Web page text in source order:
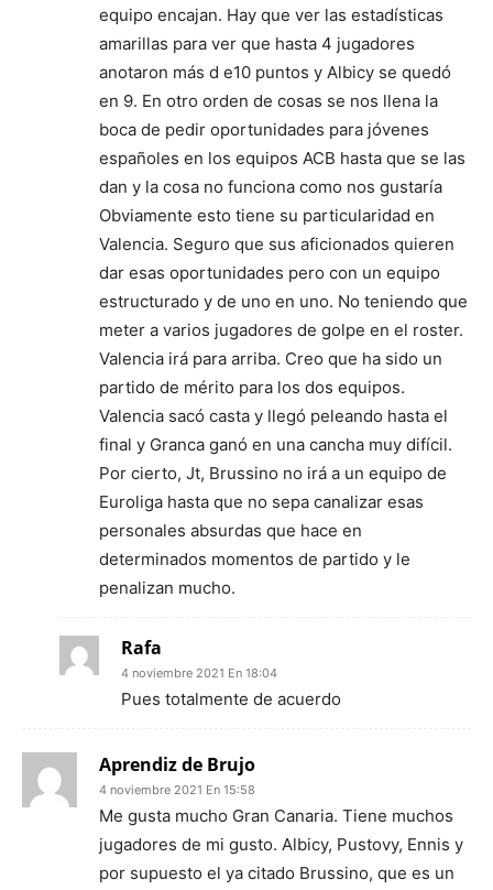
equipo encajan. Hay que ver las estadísticas
amarillas para ver que hasta 4 jugadores
anotaron más d e10 puntos y Albicy se quedó
en 9. En otro orden de cosas se nos llena la
boca de pedir oportunidades para jóvenes
españoles en los equipos ACB hasta que se las
dan y la cosa no funciona como nos gustaría
Obviamente esto tiene su particularidad en
Valencia. Seguro que sus aficionados quieren
dar esas oportunidades pero con un equipo
estructurado y de uno en uno. No teniendo que
meter a varios jugadores de golpe en el roster.
Valencia irá para arriba. Creo que ha sido un
partido de mérito para los dos equipos.
Valencia sacó casta y llegó peleando hasta el
final y Granca ganó en una cancha muy difícil.
Por cierto, Jt, Brussino no irá a un equipo de
Euroliga hasta que no sepa canalizar esas
personales absurdas que hace en
determinados momentos de partido y le
penalizan mucho.
Rafa
4 noviembre 2021 En 18:04
Pues totalmente de acuerdo
Aprendiz de Brujo
4 noviembre 2021 En 15:58
Me gusta mucho Gran Canaria. Tiene muchos
jugadores de mi gusto. Albicy, Pustovy, Ennis y
por supuesto el ya citado Brussino, que es un